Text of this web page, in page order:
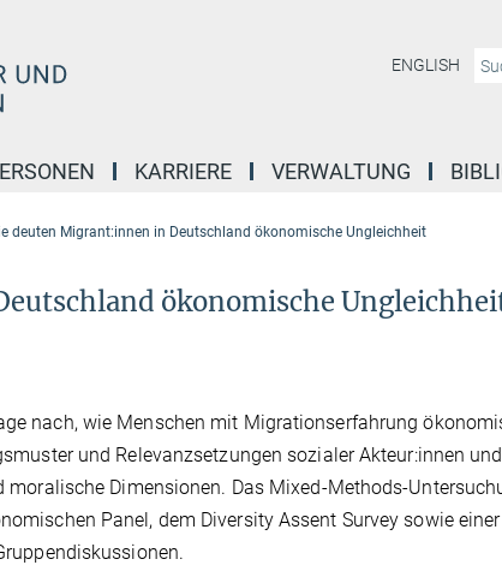
ENGLISH
KARRIERE VERWALTUNG
deuten Migrant:innen in Deutschland ökonomische Ungleichheit
ökonomische
nach, wie Menschen mit Migrationserfahrung
und Relevanzsetzungen sozialer Akteur:innen und
Dimensionen. Das Mixed-Methods-
Panel, dem Diversity Assent Survey sowie einer